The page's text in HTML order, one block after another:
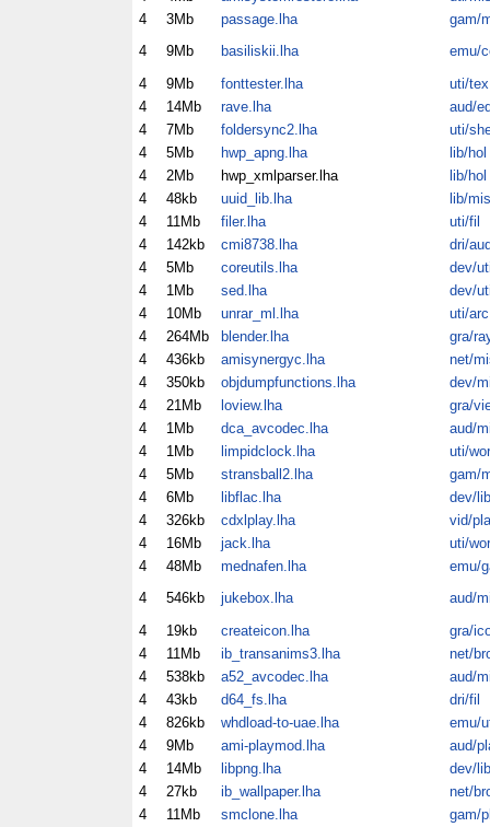
4
3Mb passage.lha
gam/
4
9Mb basiliskii.lha
emu/
4
9Mb fonttester.lha
uti/tex
4
14Mb rave.lha
aud/
4
7Mb foldersync2.lha
uti/
4
5Mb hwp_apng.lha
lib/hol
4
2Mb hwp_xmlparser.lha
lib/hol
4
48kb uuid_lib.lha
lib/mis
4
11Mb filer.lha
uti/fil
4
142kb cmi8738.lha
dri/
4
5Mb coreutils.lha
dev/
4
1Mb sed.lha
dev/
4
10Mb unrar_ml.lha
uti/arc
4
264Mb blender.lha
gra/
4
436kb amisynergyc.lha
net/
4
350kb objdumpfunctions.lha
dev/
4
21Mb loview.lha
gra/
4
1Mb dca_avcodec.lha
aud/
4
1Mb limpidclock.lha
uti/wor
4
5Mb stransball2.lha
gam/
4
6Mb libflac.lha
dev/
4
326kb cdxlplay.lha
vid/pla
4
16Mb jack.lha
uti/wor
4
48Mb mednafen.lha
emu/
4
546kb jukebox.lha
aud/
4
19kb createicon.lha
gra/
4
11Mb ib_transanims3.lha
net/
4
538kb a52_avcodec.lha
aud/
4
43kb d64_fs.lha
dri/fil
4
826kb whdload-to-uae.lha
emu/
4
9Mb ami-playmod.lha
aud/
4
14Mb libpng.lha
dev/
4
27kb ib_wallpaper.lha
net/
4
11Mb smclone.lha
gam/